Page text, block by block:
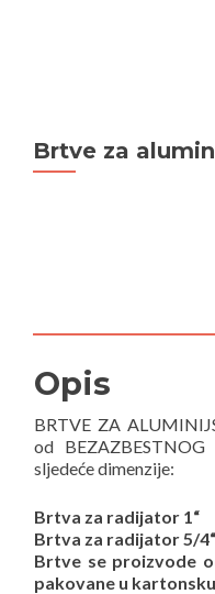
Brtve za
Opis
BRTVE ZA
od
sljedeće dimenzije:
Brtva za radijator 1“
Brtva za radijator 5/4“
Brtve se proizvode
pakovane u